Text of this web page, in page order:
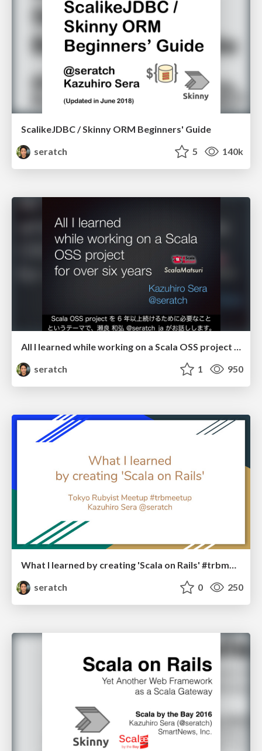
ScalikeJDBC / Skinny ORM Beginners' Guide
seratch
5 140k
All I learned while working on a Scala OSS project for over six years #ScalaMatsuri
seratch
1 950
What I learned by creating 'Scala on Rails' #trbmeetup
seratch
0 250